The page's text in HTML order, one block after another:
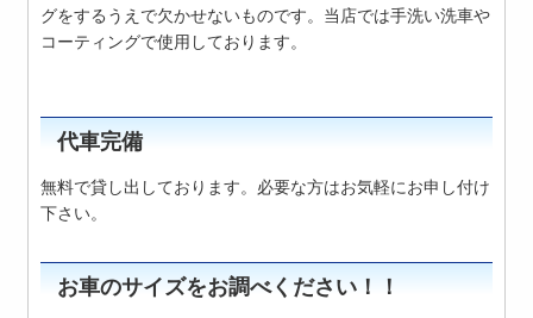
グをするうえで欠かせないものです。当店では手洗い洗車や
コーティングで使用しております。
代車完備
無料で貸し出しております。必要な方はお気軽にお申し付け
下さい。
お車のサイズをお調べください！！